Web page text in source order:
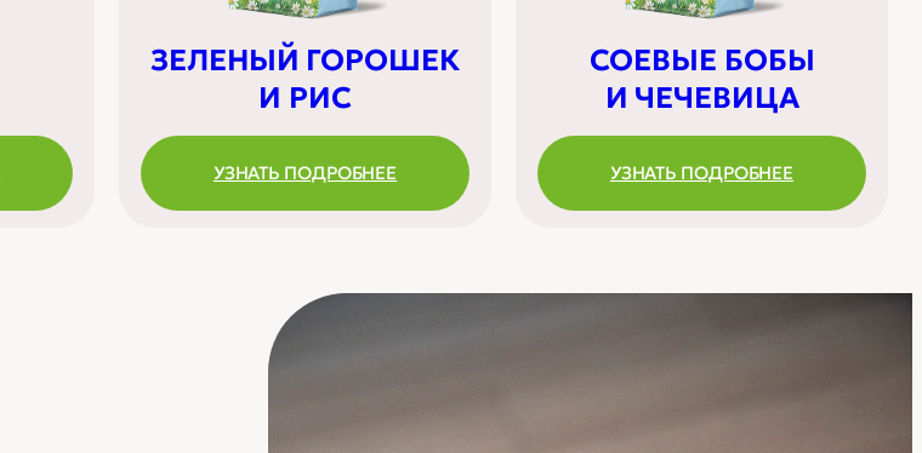
ЗЕЛЕНЫЙ ГОРОШЕК
И РИС
УЗНАТЬ ПОДРОБНЕЕ
СОЕВЫЕ БОБЫ
И ЧЕЧЕВИЦА
УЗНАТЬ ПОДРОБНЕЕ